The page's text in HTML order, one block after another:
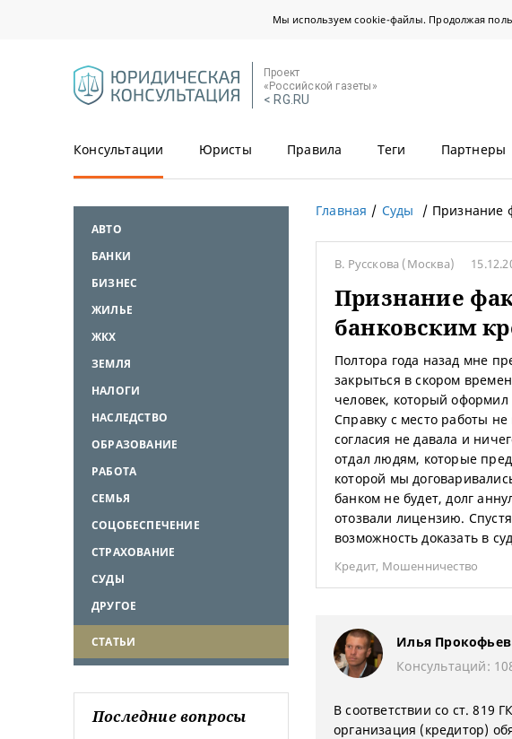
Мы используем cookie-файлы. Продолжая
Проект
«Российской газеты»
< RG.RU
Консультации Юристы Правила Теги Партнеры
АВТО
БАНКИ
БИЗНЕС
ЖИЛЬЕ
ЖКХ
ЗЕМЛЯ
НАЛОГИ
НАСЛЕДСТВО
ОБРАЗОВАНИЕ
РАБОТА
СЕМЬЯ
СОЦОБЕСПЕЧЕНИЕ
СТРАХОВАНИЕ
СУДЫ
ДРУГОЕ
СТАТЬИ
Последние вопросы
Главная Суды Признание
В. Русскова (Москва)
Признание
банковским
Полтора года назад мне
закрыться в скором
человек, который
Справку с место работы не
согласия не давала и
отдал людям, которые
которой мы
банком не будет, долг
отозвали лицензию.
возможность доказать в
Кредит, Мошенничество
Илья Прокофьев
Консультаций:
В соответствии со ст. 819
организация (кредитор)